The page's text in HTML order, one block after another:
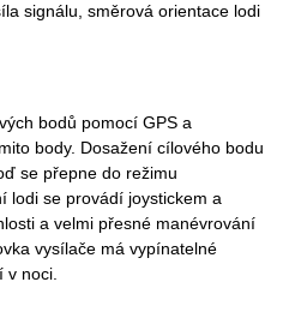
signálu, směrová orientace lodi
bodů pomocí GPS a
body. Dosažení cílového bodu
se přepne do režimu
lodi se provádí joystickem a
a velmi přesné manévrování
vysílače má vypínatelné
noci.